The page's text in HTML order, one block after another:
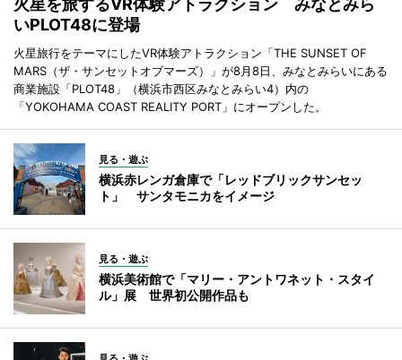
火星を旅するVR体験アトラクション みなとみら
いPLOT48に登場
火星旅行をテーマにしたVR体験アトラクション「THE SUNSET OF
MARS（ザ・サンセットオブマーズ）」が8月8日、みなとみらいにある
商業施設「PLOT48」（横浜市西区みなとみらい4）内の
「YOKOHAMA COAST REALITY PORT」にオープンした。
見る・遊ぶ
横浜赤レンガ倉庫で「レッドブリックサンセッ
ト」 サンタモニカをイメージ
見る・遊ぶ
横浜美術館で「マリー・アントワネット・スタイ
ル」展 世界初公開作品も